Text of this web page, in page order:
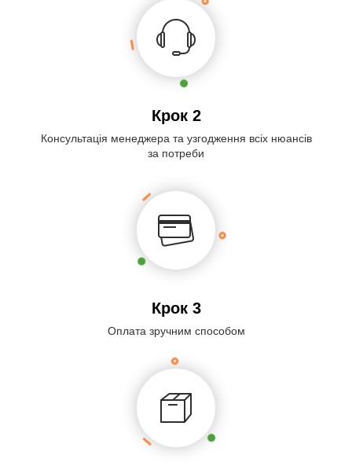
Крок 2
Консультація менеджера та узгодження всіх нюансів
за потреби
Крок 3
Оплата зручним способом